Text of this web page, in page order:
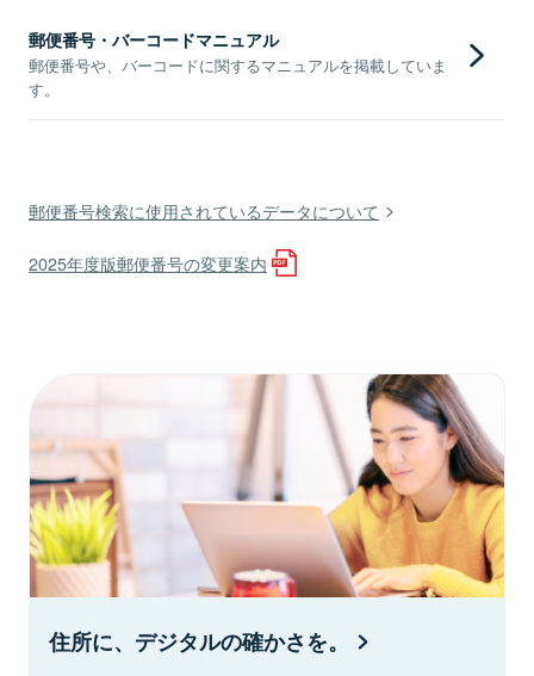
郵便番号・バーコードマニュアル
郵便番号や、バーコードに関するマニュアルを掲載していま
す。
郵便番号検索に使用されているデータについて
2025年度版郵便番号の変更案内
住所に、デジタルの確かさを。